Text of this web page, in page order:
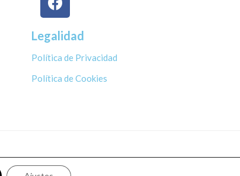
Legalidad
Política de Privacidad
Política de Cookies